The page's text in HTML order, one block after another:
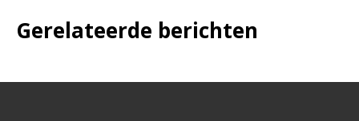
Gerelateerde berichten